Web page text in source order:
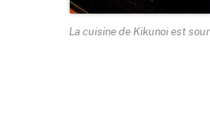
La cuisine de Kikunoi est